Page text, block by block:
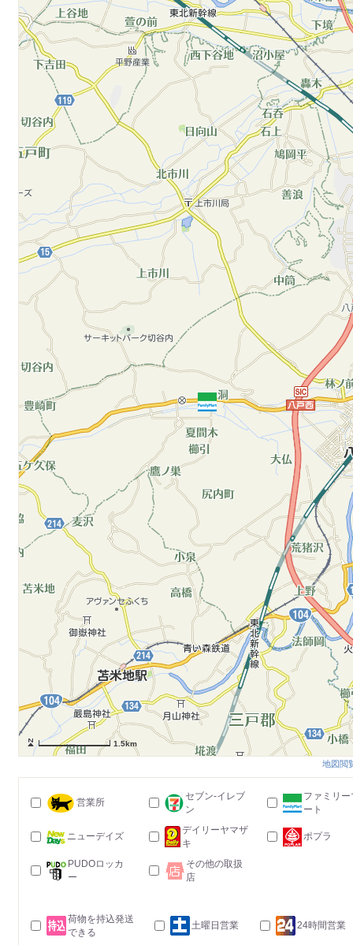
1.5km
地図閲
営業所
セブン-イレブ
ン
ファミリー
ート
ニューデイズ
デイリーヤマザ
キ
ポプラ
PUDOロッカ
ー
その他の取扱
店
荷物を持込発送
できる
土曜日営業 24時間営業